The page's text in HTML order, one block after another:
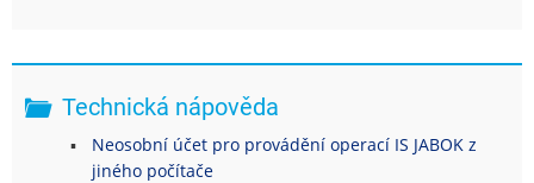
Technická nápověda
Neosobní účet pro provádění operací IS JABOK z
jiného počítače